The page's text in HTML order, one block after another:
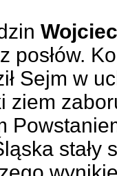
Sejm w
ziem